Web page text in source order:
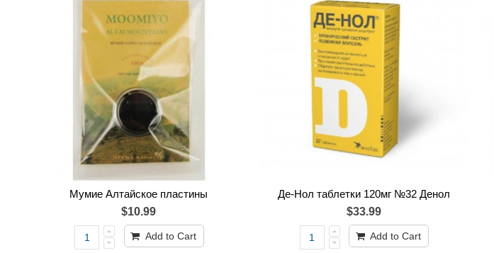
Мумие Алтайское пластины
$10.99
Add to Cart
Де-Нол таблетки 120мг №32 Денол
$33.99
Add to Cart